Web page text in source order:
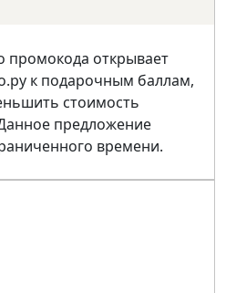
промокода открывает
к подарочным баллам,
стоимость
предложение
времени.